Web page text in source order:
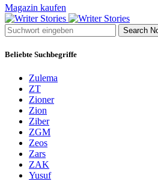
Magazin kaufen
Search
Beliebte Suchbegriffe
Zulema
ZT
Zioner
Zion
Ziber
ZGM
Zeos
Zars
ZAK
Yusuf